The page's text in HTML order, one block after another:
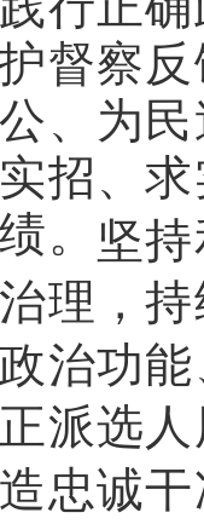
督察
、为
招、
。 坚
理，
治功
派选
忠诚